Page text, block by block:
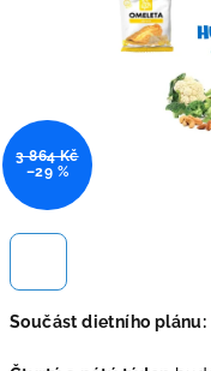
Součást dietního plánu:
3 864 Kč
–29 %